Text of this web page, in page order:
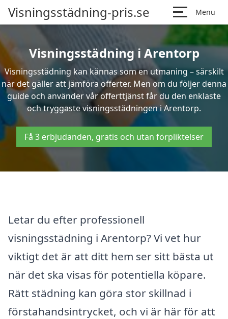
Visningsstädning-pris.se Menu
Visningsstädning i Arentorp
Visningsstädning kan kännas som en utmaning – särskilt
när det gäller att jämföra offerter. Men om du följer denna
guide och använder vår offerttjänst får du den enklaste
och tryggaste visningsstädningen i Arentorp.
Få 3 erbjudanden, gratis och utan förpliktelser
Letar du efter professionell
visningsstädning i Arentorp? Vi vet hur
viktigt det är att ditt hem ser sitt bästa ut
när det ska visas för potentiella köpare.
Rätt städning kan göra stor skillnad i
förstahandsintrycket, och vi är här för att